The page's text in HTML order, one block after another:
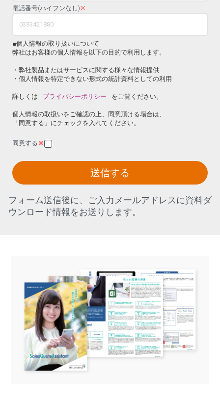
電話番号(ハイフンなし)※
■個人情報の取り扱いについて
弊社はお客様の個人情報を以下の目的で利用します。
・弊社製品またはサービスに関する様々な情報提供
・個人情報を特定できない形式の統計資料としての利用
詳しくは プライバシーポリシー をご覧ください。
個人情報の取扱いをご確認の上、同意頂ける場合は、
「同意する」にチェックを入れてください。
同意する ※
送信する
フォーム送信後に、ご入力メールアドレスに資料ダ
ウンロード情報をお送りします。